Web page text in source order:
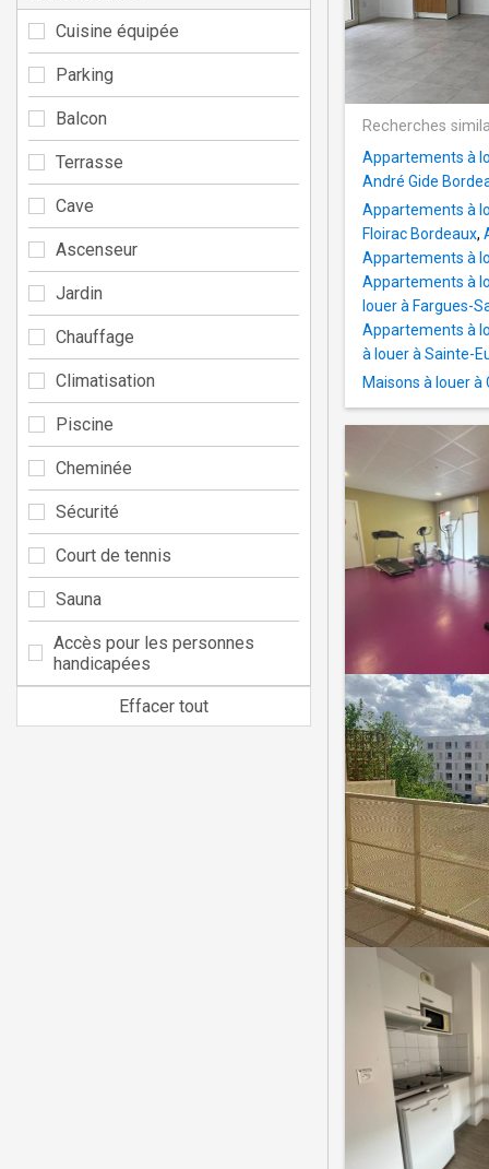
Recherches
Appartements à
André Gide
Appartements à
Floirac Bordeaux,
Appartements à
Appartements à
louer à Fargues-
Appartements à
à louer à Sainte-
Maisons à louer à
Cuisine équipée
Parking
Balcon
Terrasse
Cave
Ascenseur
Jardin
Chauffage
Climatisation
Piscine
Cheminée
Sécurité
Court de tennis
Sauna
Accès pour les personnes
handicapées
Effacer tout